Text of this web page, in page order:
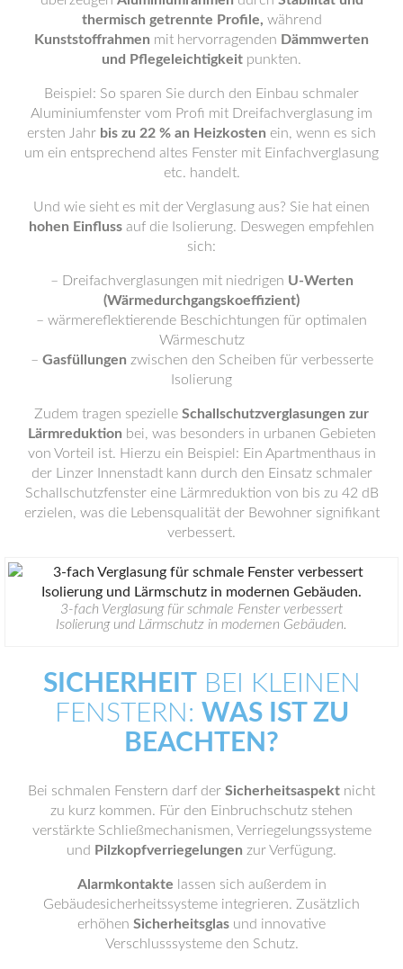
thermisch getrennte Profile, während
Kunststoffrahmen mit hervorragenden Dämmwerten
und Pflegeleichtigkeit punkten.
Beispiel: So sparen Sie durch den Einbau schmaler
Aluminiumfenster vom Profi mit Dreifachverglasung im
ersten Jahr bis zu 22 % an Heizkosten ein, wenn es sich
um ein entsprechend altes Fenster mit Einfachverglasung
etc. handelt.
Und wie sieht es mit der Verglasung aus? Sie hat einen
hohen Einfluss auf die Isolierung. Deswegen empfehlen
sich:
– Dreifachverglasungen mit niedrigen U-Werten
(Wärmedurchgangskoeffizient)
– wärmereflektierende Beschichtungen für optimalen
Wärmeschutz
– Gasfüllungen zwischen den Scheiben für verbesserte
Isolierung
Zudem tragen spezielle Schallschutzverglasungen zur
Lärmreduktion bei, was besonders in urbanen Gebieten
von Vorteil ist. Hierzu ein Beispiel: Ein Apartmenthaus in
der Linzer Innenstadt kann durch den Einsatz schmaler
Schallschutzfenster eine Lärmreduktion von bis zu 42 dB
erzielen, was die Lebensqualität der Bewohner signifikant
verbessert.
3-fach Verglasung für schmale Fenster verbessert
Isolierung und Lärmschutz in modernen Gebäuden.
SICHERHEITBEI KLEINEN
FENSTERN: WAS IST ZU
BEACHTEN?
Bei schmalen Fenstern darf der Sicherheitsaspekt nicht
zu kurz kommen. Für den Einbruchschutz stehen
verstärkte Schließmechanismen, Verriegelungssysteme
und Pilzkopfverriegelungen zur Verfügung.
Alarmkontakte lassen sich außerdem in
Gebäudesicherheitssysteme integrieren. Zusätzlich
erhöhen Sicherheitsglas und innovative
Verschlusssysteme den Schutz.